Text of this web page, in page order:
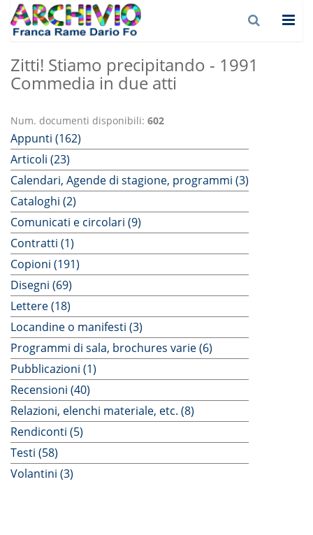
Zitti! Stiamo precipitando - 1991
Commedia in due atti
Num. documenti disponibili: 602
Appunti (162)
Articoli (23)
Calendari, Agende di stagione, programmi (3)
Cataloghi (2)
Comunicati e circolari (9)
Contratti (1)
Copioni (191)
Disegni (69)
Lettere (18)
Locandine o manifesti (3)
Programmi di sala, brochures varie (6)
Pubblicazioni (1)
Recensioni (40)
Relazioni, elenchi materiale, etc. (8)
Rendiconti (5)
Testi (58)
Volantini (3)